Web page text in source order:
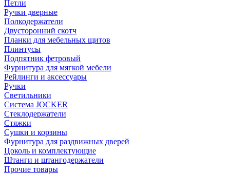
Петли
Ручки дверные
Полкодержатели
Двусторонний скотч
Планки для мебельных щитов
Плинтусы
Подпятник фетровый
Фурнитура для мягкой мебели
Рейлинги и аксессуары
Ручки
Светильники
Система JOCKER
Стеклодержатели
Стяжки
Сушки и корзины
Фурнитура для раздвижных дверей
Цоколь и комплектующие
Штанги и штангодержатели
Прочие товары